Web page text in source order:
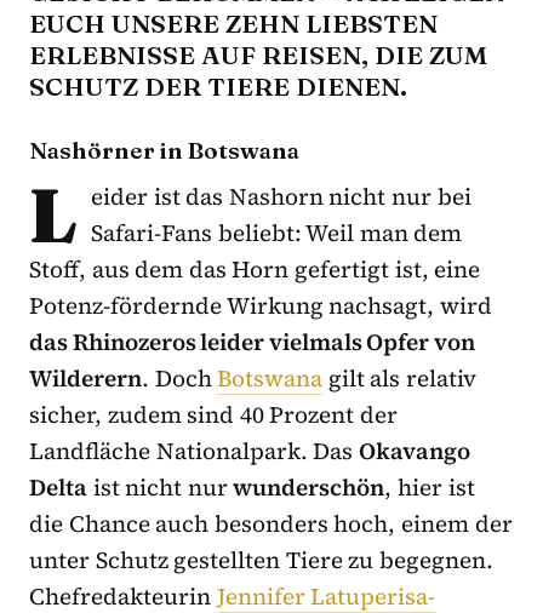
EUCH UNSERE ZEHN LIEBSTEN
ERLEBNISSE AUF REISEN, DIE ZUM
SCHUTZ DER TIERE DIENEN.
Nashörner in Botswana
L eider ist das Nashorn nicht nur bei
Safari-Fans beliebt: Weil man dem
Stoff, aus dem das Horn gefertigt ist, eine
Potenz-fördernde Wirkung nachsagt, wird
das Rhinozeros leider vielmals Opfer von
Wilderern. DochBotswana gilt als relativ
sicher, zudem sind 40 Prozent der
Landfläche Nationalpark. Das Okavango
Deltaist nicht nurwunderschön, hier ist
die Chance auch besonders hoch, einem der
unter Schutz gestellten Tiere zu begegnen.
ChefredakteurinJennifer Latuperisa-